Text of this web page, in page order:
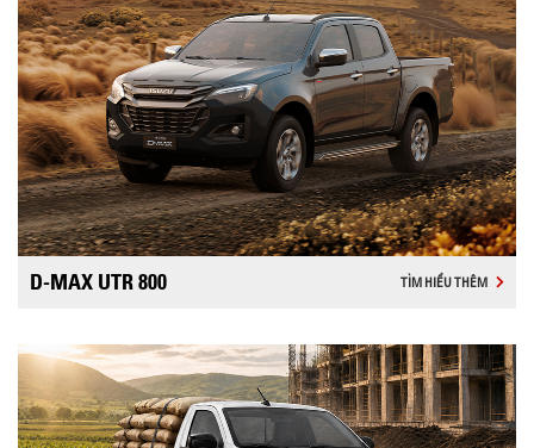
D-MAX UTR 800 TÌM HIỂU THÊM